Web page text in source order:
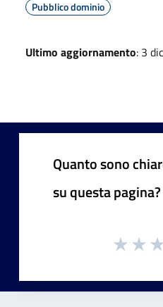
Pubblico dominio
Ultimo aggiornamento: 3
Quanto sono
su questa pagina?